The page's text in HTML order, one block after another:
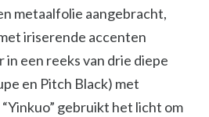
metaalfolie aangebracht,
iriserende accenten
een reeks van drie diepe
en Pitch Black) met
gebruikt het licht om